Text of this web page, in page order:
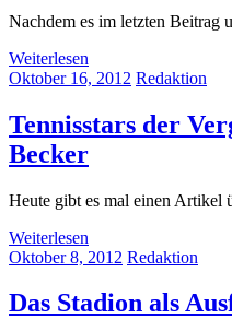
Nachdem es im letzten Beitrag
Weiterlesen
Oktober 16, 2012 Redaktion
Tennisstars der
Becker
Heute gibt es mal einen Artikel
Weiterlesen
Oktober 8, 2012 Redaktion
Das Stadion als